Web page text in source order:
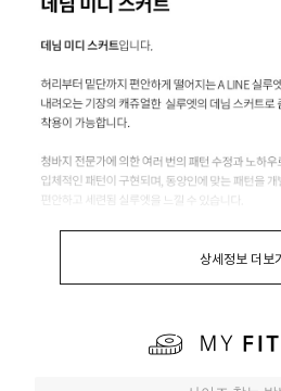
상세정보 더보기